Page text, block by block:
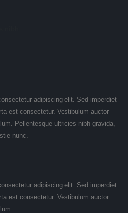
adipiscing elit. Sed imperdiet
est consectetur. Vestibulum auctor
Pellentesque ultricies nibh gravida,
nunc.
adipiscing elit. Sed imperdiet
est consectetur. Vestibulum auctor